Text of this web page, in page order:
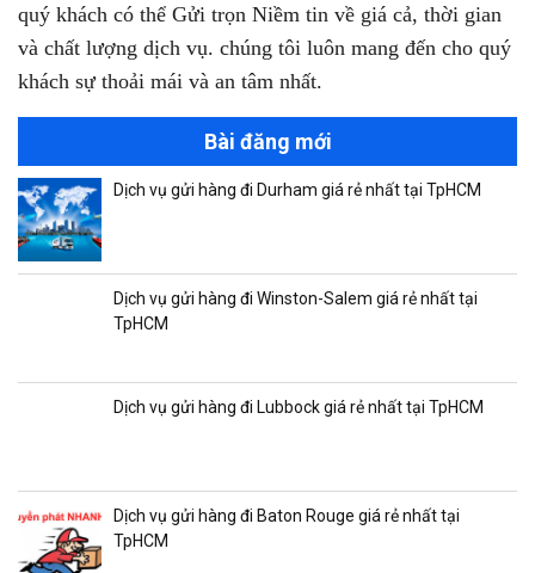
quý khách có thể Gửi trọn Niềm tin về giá cả, thời gian
và chất lượng dịch vụ. chúng tôi luôn mang đến cho quý
khách sự thoải mái và an tâm nhất.
Bài đăng mới
Dịch vụ gửi hàng đi Durham giá rẻ nhất tại TpHCM
Dịch vụ gửi hàng đi Winston-Salem giá rẻ nhất tại
TpHCM
Dịch vụ gửi hàng đi Lubbock giá rẻ nhất tại TpHCM
Dịch vụ gửi hàng đi Baton Rouge giá rẻ nhất tại
TpHCM